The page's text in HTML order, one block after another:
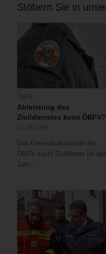
Stöbern Sie in
Ableistung des
Zivildienstes beim ÖBFV?
Das Generalsekretariat des
ÖBFV sucht Zivildiener für das
Jahr…